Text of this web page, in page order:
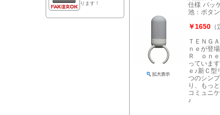
ります！
仕様 パッ
池：ボタ
￥1650
ＴＥＮＧ
ｎｅが登
Ｒ ｏｎｅ
っていま
ｅ♪新Ｃ
つのシン
り、もっ
コミュニ
♪